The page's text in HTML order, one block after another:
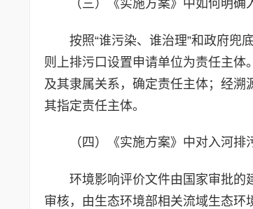
（三）《实施方案》中如何明确
按照“谁污染、谁治理”和政府兜
则上排污口设置申请单位为责任主
及其隶属关系，确定责任主体；经
其指定责任主体。
（四）《实施方案》中对入河排
环境影响评价文件由国家审批的
审核，由生态环境部相关流域生态